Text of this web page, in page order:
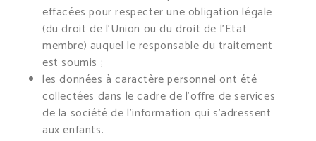
effacées pour respecter une obligation légale
(du droit de l’Union ou du droit de l’Etat
membre) auquel le responsable du traitement
est soumis ;
les données à caractère personnel ont été
collectées dans le cadre de l’offre de services
de la société de l’information qui s’adressent
aux enfants.